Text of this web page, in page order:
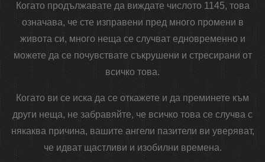
Когато продължавате да виждате числото 1145, това
означава, че сте изправени пред много промени в
живота си, много неща се случват едновременно и
можете да се почувствате съкрушени и стресирани от
всичко това.
Когато ви се иска да се откажете и да преминете към
други неща, не забравяйте, че всичко това се случва с
някаква причина, вашите ангели пазители ви уверяват,
че идват щастливи и изобилни времена.